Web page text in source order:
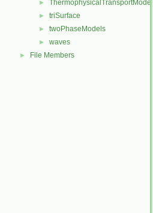
► ThermophysicalTransportModels
► triSurface
► twoPhaseModels
► waves
► File Members